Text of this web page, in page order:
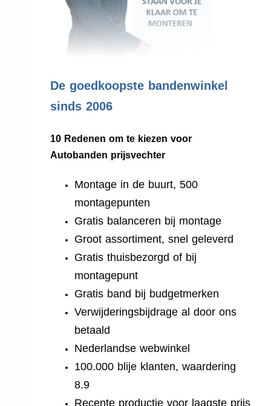
De goedkoopste bandenwinkel
sinds 2006
10 Redenen om te kiezen voor
Autobanden prijsvechter
Montage in de buurt, 500
montagepunten
Gratis balanceren bij montage
Groot assortiment, snel geleverd
Gratis thuisbezorgd of bij
montagepunt
Gratis band bij budgetmerken
Verwijderingsbijdrage al door ons
betaald
Nederlandse webwinkel
100.000 blije klanten, waardering
8.9
Recente productie voor laagste prijs